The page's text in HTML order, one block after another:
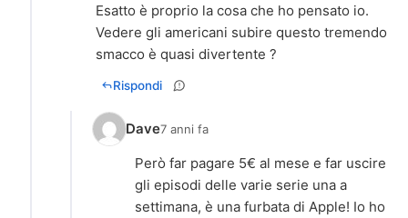
Esatto è proprio la cosa che ho pensato io.
Vedere gli americani subire questo tremendo
smacco è quasi divertente ?
Rispondi
Dave7 anni fa
Però far pagare 5€ al mese e far uscire
gli episodi delle varie serie una a
settimana, è una furbata di Apple! Io ho